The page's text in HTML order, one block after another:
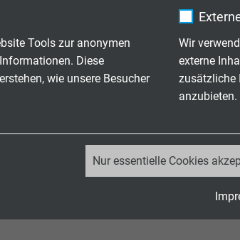
Tools zur anonymen
Diese
wie unsere Besucher
Wir
externe
zusätzliche
anzubieten.
Nur essentielle Cookies
FT2
IP-Anwendungen geeignet